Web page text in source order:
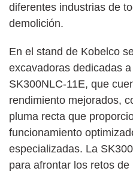
diferentes industrias de
demolición.
En el stand de Kobelco
excavadoras dedicadas
SK300NLC-11E, que
rendimiento mejorados,
pluma recta que
funcionamiento
especializadas. La
para afrontar los retos